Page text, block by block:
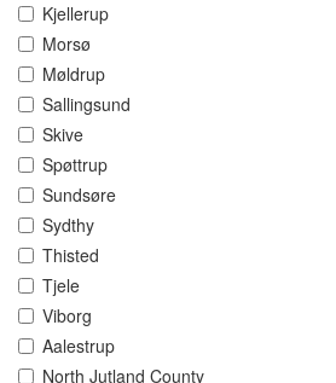
Kjellerup
Morsø
Møldrup
Sallingsund
Skive
Spøttrup
Sundsøre
Sydthy
Thisted
Tjele
Viborg
Aalestrup
North Jutland County